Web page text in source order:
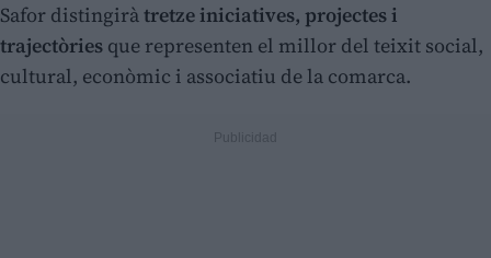
Safor distingiràtretze iniciatives, projectes i
trajectòries que representen el millor del teixit social,
cultural, econòmic i associatiu de la comarca.